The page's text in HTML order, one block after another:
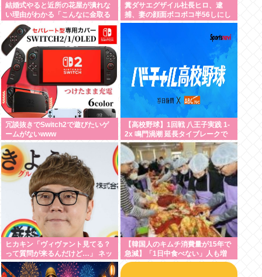
結婚式やると近所の花屋が潰れな
い理由がわかる「こんなに金取る
のかよ！？」って驚くぞ
糞ダサエグザイル社長ヒロ、逮
捕、妻の顔面ボコボコ半56しにし
た。
冗談抜きでSwitch2で遊びたいゲ
ームがないwww
【高校野球】1回戦 八王子実践 1-
2x 鳴門渦潮 延長タイブレークで
サヨナラ勝ち 鳴門渦潮として甲子
園1勝
ヒカキン「ヴィヴァント見てる？
って質問が来るんだけど…」 ネッ
ト民「プークスクスw」 ヒカキン
「…！？」
【韓国人のキムチ消費量が15年で
急減】「1日中食べない」人も増
加